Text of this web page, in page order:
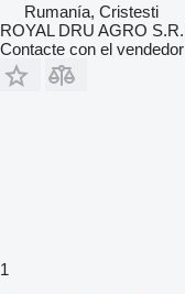
Rumanía, Cristesti
ROYAL DRU AGRO
Contacte con el vendedor
1